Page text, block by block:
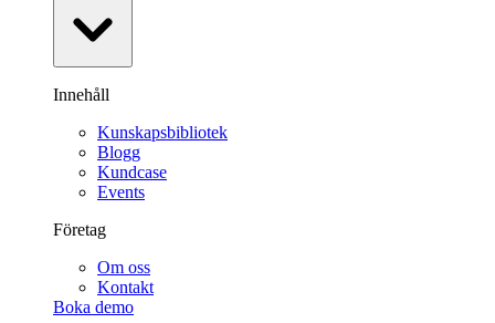
Innehåll
Kunskapsbibliotek
Blogg
Kundcase
Events
Företag
Om oss
Kontakt
Boka demo